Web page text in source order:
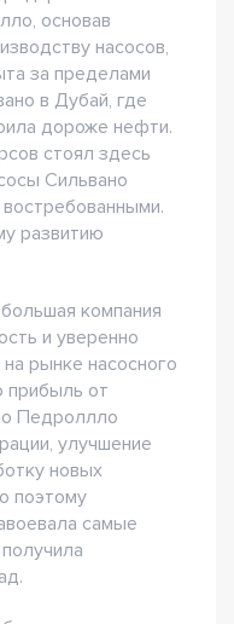
основав
насосов,
за пределами
в Дубай, где
дороже нефти.
стоял здесь
Сильвано
развитию
компания
и уверенно
рынке насосного
прибыль от
Педроллло
улучшение
новых
поэтому
самые